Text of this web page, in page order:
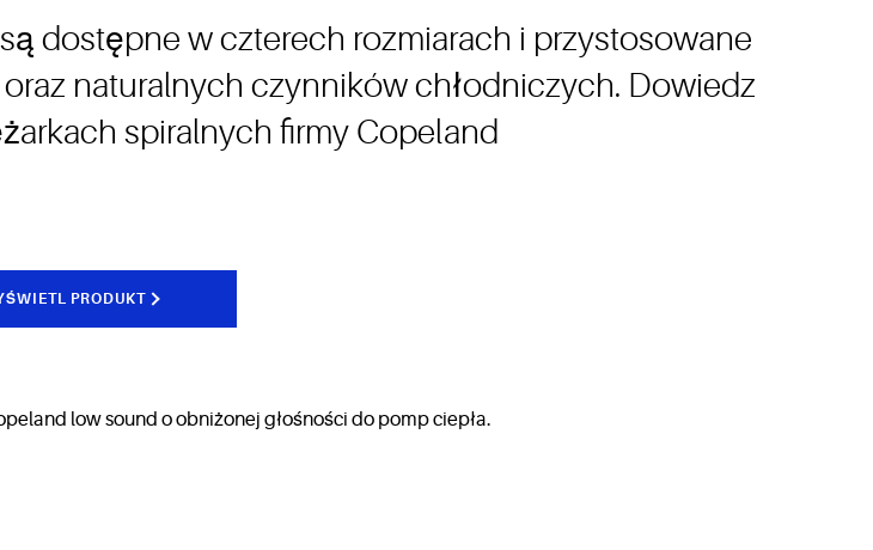
dostępne w czterech rozmiarach i przystosowane
naturalnych czynników chłodniczych. Dowiedz
spiralnych firmy Copeland
PRODUKT